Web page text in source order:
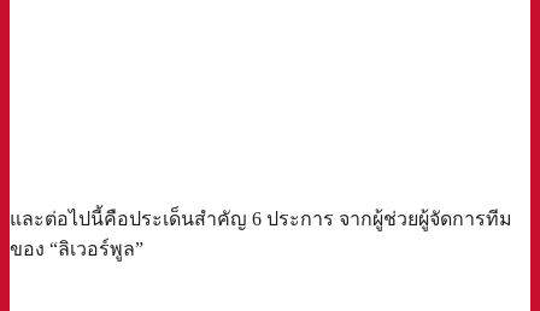
และต่อไปนี้คือประเด็นสำคัญ 6 ประการ จากผู้ช่วยผู้จัดการทีม
ของ “ลิเวอร์พูล”